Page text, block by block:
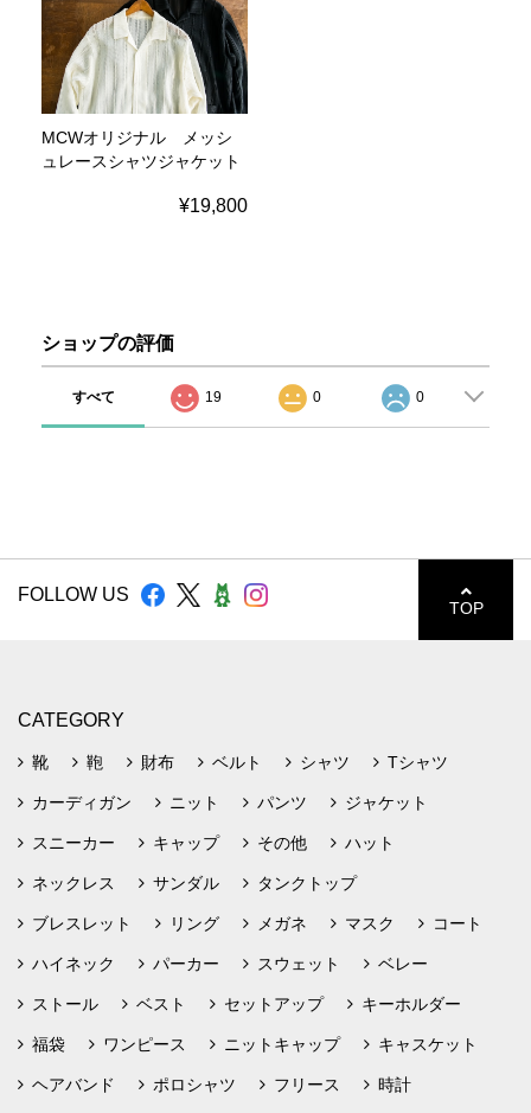
MCWオリジナル メッシ
ュレースシャツジャケット
¥19,800
ショップの評価
すべて 19 0 0
FOLLOW US
TOP
CATEGORY
靴 鞄 財布 ベルト シャツ Tシャツ
カーディガン ニット パンツ ジャケット
スニーカー キャップ その他 ハット
ネックレス サンダル タンクトップ
ブレスレット リング メガネ マスク コート
ハイネック パーカー スウェット ベレー
ストール ベスト セットアップ キーホルダー
福袋 ワンピース ニットキャップ キャスケット
ヘアバンド ポロシャツ フリース 時計